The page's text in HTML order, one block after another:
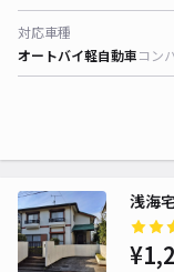
対応車種
オートバイ軽自動車コン
浅海